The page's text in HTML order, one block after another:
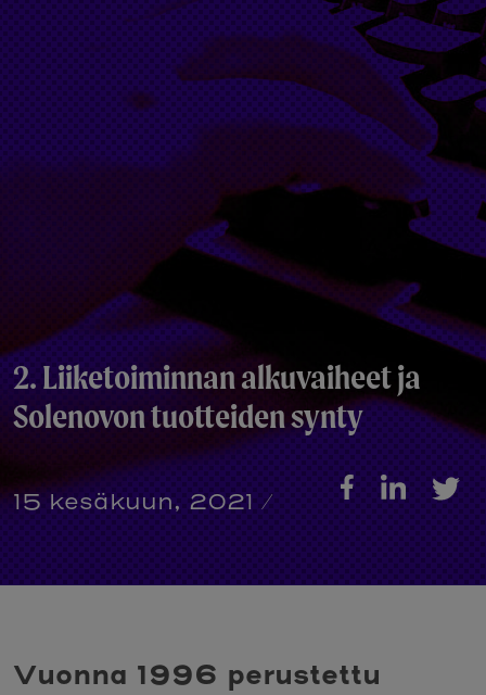
2. Liiketoiminnan alkuvaiheet ja
Solenovon tuotteiden synty
15 kesäkuun, 2021 /
Vuonna 1996 perustettu